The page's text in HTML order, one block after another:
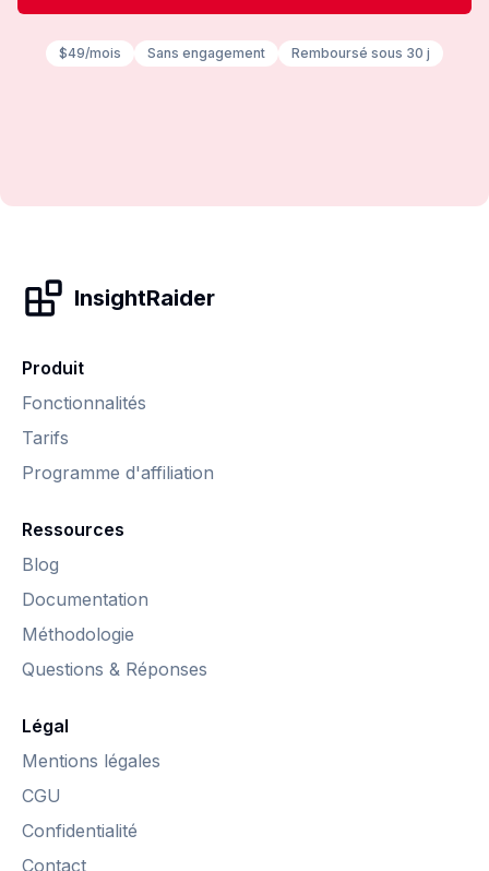
$49/mois Sans engagement Remboursé sous 30 j
InsightRaider
Produit
Fonctionnalités
Tarifs
Programme d'affiliation
Ressources
Blog
Documentation
Méthodologie
Questions & Réponses
Légal
Mentions légales
CGU
Confidentialité
Contact